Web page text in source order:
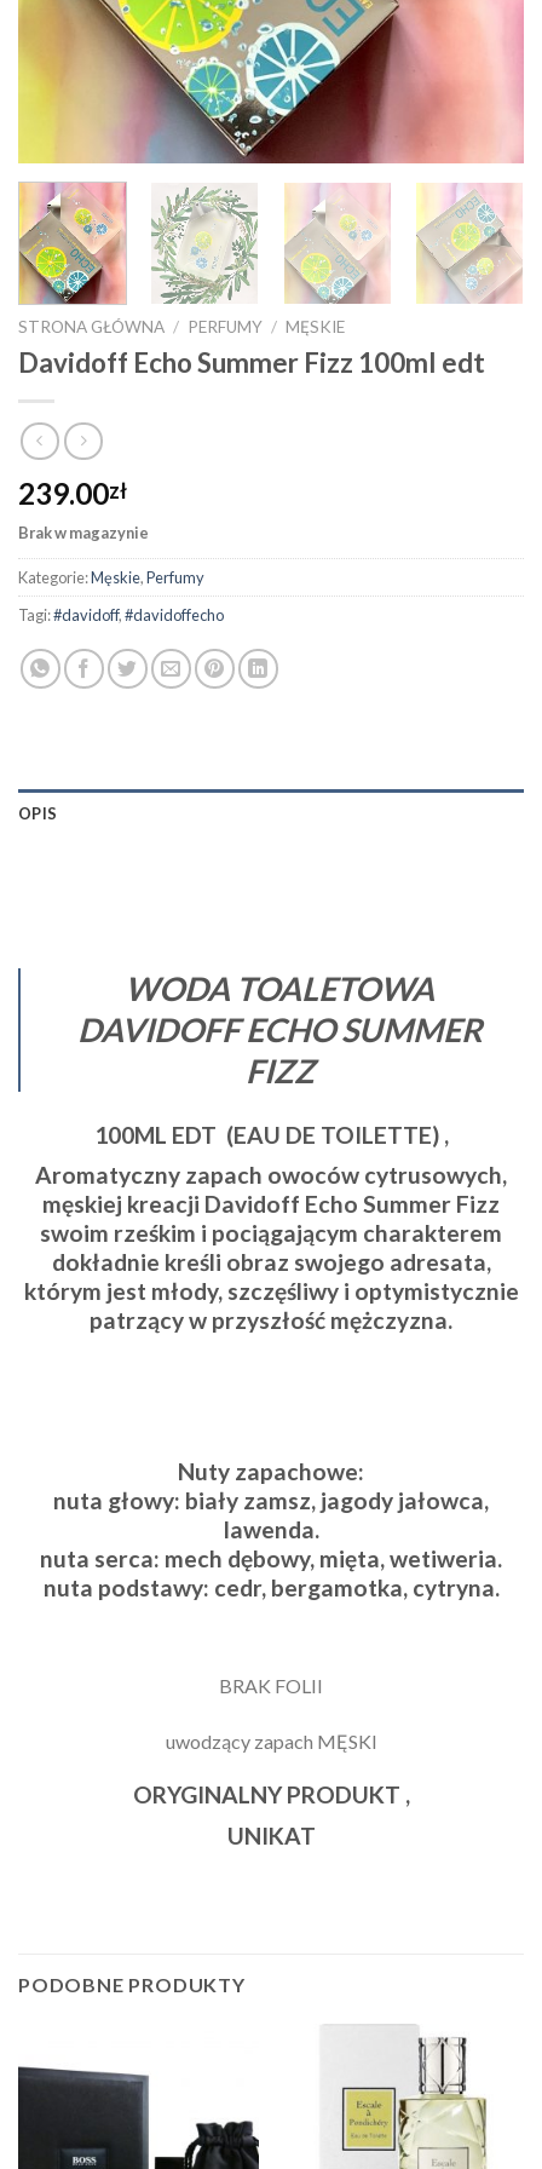
STRONA GŁÓWNA / PERFUMY / MĘSKIE
Davidoff Echo Summer Fizz 100ml edt
239.00zł
Brak w magazynie
Kategorie:Męskie,Perfumy
Tagi:#davidoff,#davidoffecho
OPIS
WODA TOALETOWA
DAVIDOFF ECHO SUMMER
FIZZ
100ML EDT (EAU DE TOILETTE) ,
Aromatyczny zapach owoców cytrusowych,
męskiej kreacji Davidoff Echo Summer Fizz
swoim rześkim i pociągającym charakterem
dokładnie kreśli obraz swojego adresata,
którym jest młody, szczęśliwy i optymistycznie
patrzący w przyszłość mężczyzna.
Nuty zapachowe:
nuta głowy: biały zamsz, jagody jałowca,
lawenda.
nuta serca: mech dębowy, mięta, wetiweria.
nuta podstawy: cedr, bergamotka, cytryna.
BRAK FOLII
uwodzący zapach MĘSKI
ORYGINALNY PRODUKT ,
UNIKAT
PODOBNE PRODUKTY